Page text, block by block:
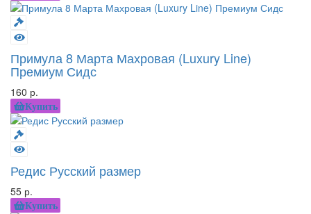
Примула 8 Марта Махровая (Luxury Line)
Премиум Сидс
160 р.
Купить
Редис Русский размер
55 р.
Купить